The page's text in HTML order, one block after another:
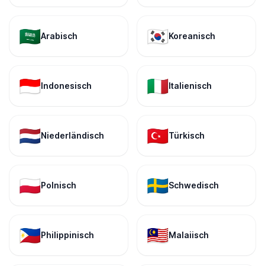
🇸🇦Arabisch 🇰🇷Koreanisch
🇮🇩Indonesisch 🇮🇹Italienisch
🇳🇱Niederländisch 🇹🇷Türkisch
🇵🇱Polnisch 🇸🇪Schwedisch
🇵🇭Philippinisch 🇲🇾Malaiisch